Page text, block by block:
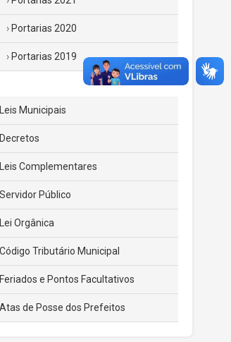
Portarias 2020
Portarias 2019
Leis Municipais
Decretos
Leis Complementares
Servidor Público
Lei Orgânica
Código Tributário Municipal
Feriados e Pontos Facultativos
Atas de Posse dos Prefeitos